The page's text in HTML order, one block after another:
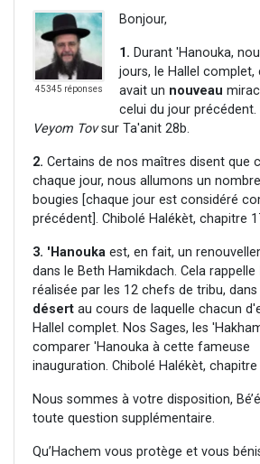
45345 réponses
Bonjour,
1. Durant 'Hanouka,
jours, le Hallel complet,
avait un nouveau
celui du jour
Veyom Tovsur Ta'anit 28b.
2. Certains de nos maîtres disent que
chaque jour, nous allumons un
bougies [chaque jour est considéré
précédent]. Chibolé Halékèt, chapitre
3. 'Hanouka est, en fait, un
dans le Beth Hamikdach. Cela rappelle
réalisée par les 12 chefs de tribu, dans
désert au cours de laquelle chacun
Hallel complet. Nos Sages, les
comparer 'Hanouka à cette fameuse
inauguration. Chibolé Halékèt, chapitre
Nous sommes à votre disposition,
toute question supplémentaire.
Qu’Hachem vous protège et vous